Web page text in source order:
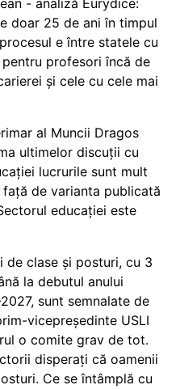
- analiză Eurydice:
doar 25 de ani în timpul
e între statele cu
profesori încă de
și cele cu cele mai
al Muncii Dragos
ultimelor discuții cu
lucrurile sunt mult
de varianta publicată
educației este
de clase și posturi, cu 3
la debutul anului
sunt semnalate de
vicepreședinte USLI
o comite grav de tot.
disperați că oamenii
Ce se întâmplă cu